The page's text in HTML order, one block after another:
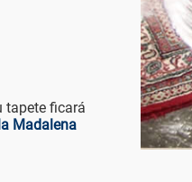
tapete ficará
Madalena